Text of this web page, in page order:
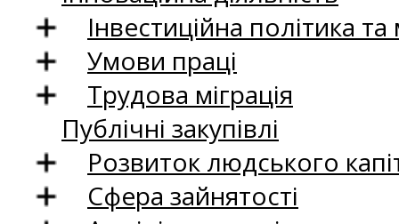
Інвестиційна політика
Умови праці
Трудова міграція
Публічні закупівлі
Розвиток людського
Сфера зайнятості